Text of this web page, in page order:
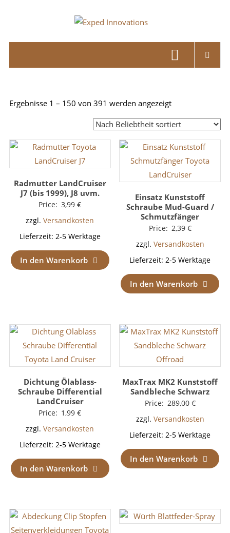
Exped
Overland
Ergebnisse 1 – 150 von 391 werden angezeigtNach
Beliebtheit
sortiert
Radmutter LandCruiser
J7 (bis 1999), J8 uvm.
Price: 3,99€
zzgl.Versandkosten
Lieferzeit: 2-5 Werktage
In den Warenkorb
Einsatz Kunststoff
Schraube Mud-Guard /
Schmutzfänger
Price: 2,39 €
zzgl. Versandkosten
Lieferzeit:2-5 Werktage
In den Warenkorb
Dichtung Ölablass-
Schraube Differential
LandCruiser
Price: 1,99€
zzgl.Versandkosten
Lieferzeit: 2-5 Werktage
In den Warenkorb
MaxTrax MK2 Kunststoff
Sandbleche Schwarz
Price: 289,00 €
zzgl. Versandkosten
Lieferzeit:2-5 Werktage
In den Warenkorb